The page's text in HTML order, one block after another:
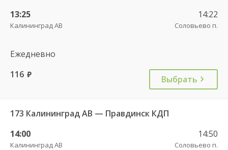
13:25
Калининград АВ
14:22
Соловьево п.
Ежедневно
116 руб. Выбрать
173 Калининград АВ — Правдинск КДП
14:00
Калининград АВ
14:50
Соловьево п.